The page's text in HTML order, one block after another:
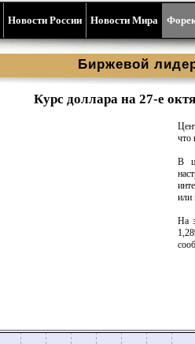
Новости России Новости Мира
Биржевой
Курс доллара на 27-е
что
В
или
На